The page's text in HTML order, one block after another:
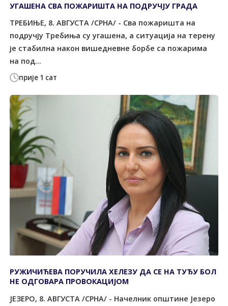
прије 1 сат
УГАШЕНА СВА ПОЖАРИШТА НА ПОДРУЧЈУ ГРАДА
ТРЕБИЊЕ, 8. АВГУСТА /СРНА/ - Сва пожаришта на
подручју Требиња су угашена, а ситуација на терену
је стабилна након вишедневне борбе са пожарима
на под...
РУЖИЧИЋЕВА ПОРУЧИЛА ХЕЛЕЗУ ДА СЕ НА ТУЂУ БОЛ
НЕ ОДГОВАРА ПРОВОКАЦИЈОМ
ЈЕЗЕРО, 8. АВГУСТА /СРНА/ - Начелник општине Језеро